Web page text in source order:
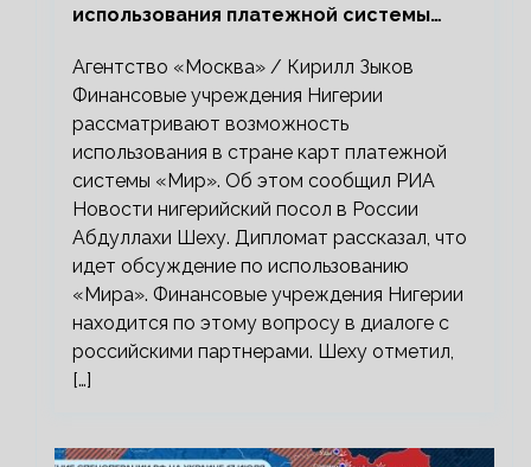
использования платежной системы
Агентство «Москва» / Кирилл Зыков
Финансовые учреждения Нигерии
рассматривают возможность
использования в стране карт платежной
системы «Мир». Об этом сообщил РИА
Новости нигерийский посол в России
Абдуллахи Шеху. Дипломат рассказал, что
идет обсуждение по использованию
«Мира». Финансовые учреждения Нигерии
находится по этому вопросу в диалоге с
российскими партнерами. Шеху отметил,
[…]